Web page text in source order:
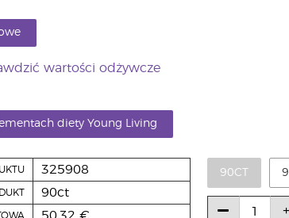
wartości odżywcze
diety Young Living
325908
90ct
90CT